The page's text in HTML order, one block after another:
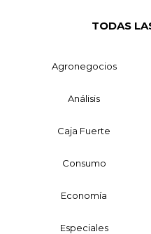
TODAS
Agronegocios
Análisis
Caja Fuerte
Consumo
Economía
Especiales